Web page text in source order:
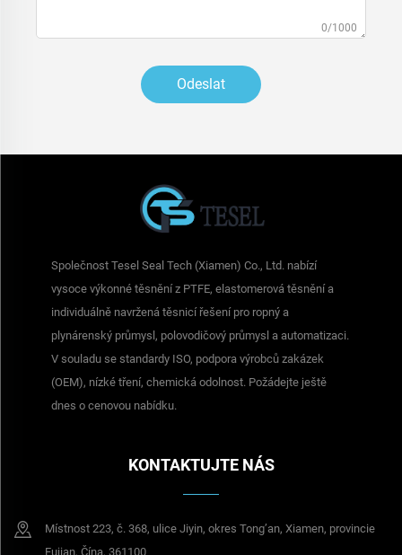
0/1000
Odeslat
Společnost Tesel Seal Tech (Xiamen) Co., Ltd. nabízí
vysoce výkonné těsnění z PTFE, elastomerová těsnění a
individuálně navržená těsnicí řešení pro ropný a
plynárenský průmysl, polovodičový průmysl a automatizaci.
V souladu se standardy ISO, podpora výrobců zakázek
(OEM), nízké tření, chemická odolnost. Požádejte ještě
dnes o cenovou nabídku.
KONTAKTUJTE NÁS
Místnost 223, č. 368, ulice Jiyin, okres Tong’an, Xiamen, provincie
Fujian, Čína, 361100